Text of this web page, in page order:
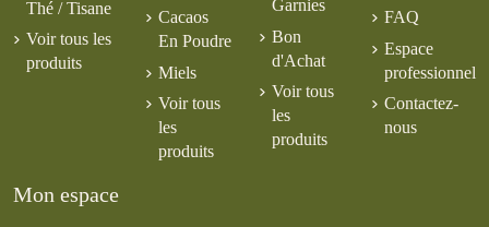
Thé / Tisane
Voir tous les
produits
Cacaos
En Poudre
Miels
Voir tous
les
produits
Garnies
Bon
d'Achat
Voir tous
les
produits
FAQ
Espace
professionnel
Contactez-
nous
Mon espace